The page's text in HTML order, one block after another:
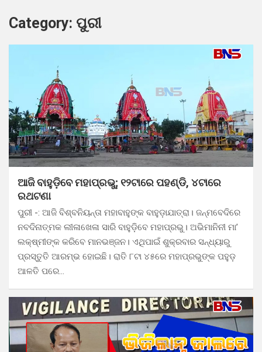
Category: ପୁରୀ
ଆଜି ବାହୁଡ଼ିବେ ମହାପ୍ରଭୁ; ୧୨ଟାରେ ପହଣ୍ଡି, ୪ଟାରେ
ରଥଟଣା
ପୁରୀ -: ଆଜି ବିଶ୍ବନିୟନ୍ତା ମହାବାହୁଙ୍କ ବାହୁଡ଼ାଯାତ୍ରା। ଜନ୍ମବେଦିରେ
ନବଦିନାତ୍ମକ ଲୀଳାଖେଳା ସାରି ବାହୁଡ଼ିବେ ମହାପ୍ରଭୁ। ଅଭିମାନିନୀ ମା’
ଲକ୍ଷ୍ମୀଙ୍କ କରିବେ ମାନଭଞ୍ଜନ। ଏଥିପାଇଁ ଶୁକ୍ରବାର ସନ୍ଧ୍ୟାରୁ
ପ୍ରସ୍ତୁତି ଆରମ୍ଭ ହୋଇଛି। ରାତି ୮ଟା ୪୫ରେ ମହାପ୍ରଭୁଙ୍କ ପହୁଡ଼
ଆଳତି ପରେ…